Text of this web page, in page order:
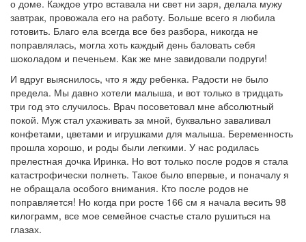
о доме. Каждое утро вставала ни свет ни заря, делала мужу
завтрак, провожала его на работу. Больше всего я любила
готовить. Благо ела всегда все без разбора, никогда не
поправлялась, могла хоть каждый день баловать себя
шоколадом и печеньем. Как же мне завидовали подруги!
И вдруг выяснилось, что я жду ребенка. Радости не было
предела. Мы давно хотели малыша, и вот только в тридцать
три год это случилось. Врач посоветовал мне абсолютный
покой. Муж стал ухаживать за мной, буквально заваливал
конфетами, цветами и игрушками для малыша. Беременность
прошла хорошо, и роды были легкими. У нас родилась
прелестная дочка Иринка. Но вот только после родов я стала
катастрофически полнеть. Такое было впервые, и поначалу я
не обращала особого внимания. Кто после родов не
поправляется! Но когда при росте 166 см я начала весить 98
килограмм, все мое семейное счастье стало рушиться на
глазах.